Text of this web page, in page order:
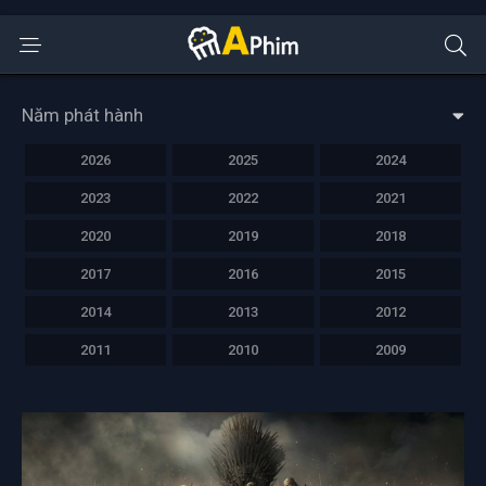
Năm phát hành
2026 2025 2024
2023 2022 2021
2020 2019 2018
2017 2016 2015
2014 2013 2012
2011 2010 2009